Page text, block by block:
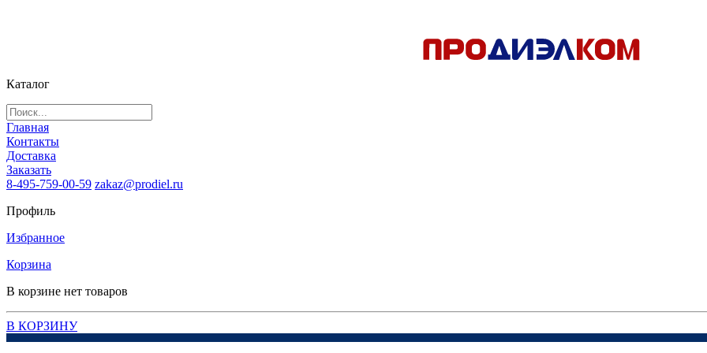
Каталог
Главная
Контакты
Доставка
Заказать
8-495-759-00-59 zakaz@prodiel.ru
Профиль
Избранное
Корзина
В корзине нет товаров
В КОРЗИНУ